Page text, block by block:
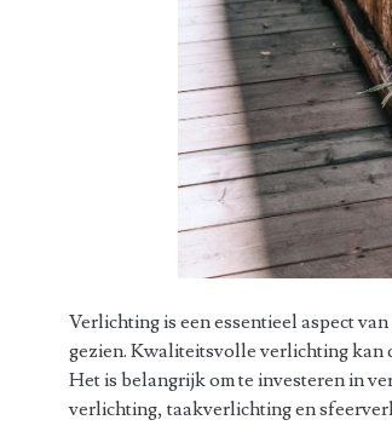
Verlichting is een essentieel aspect
gezien. Kwaliteitsvolle verlichting kan
Het is belangrijk om te investeren in
verlichting, taakverlichting en